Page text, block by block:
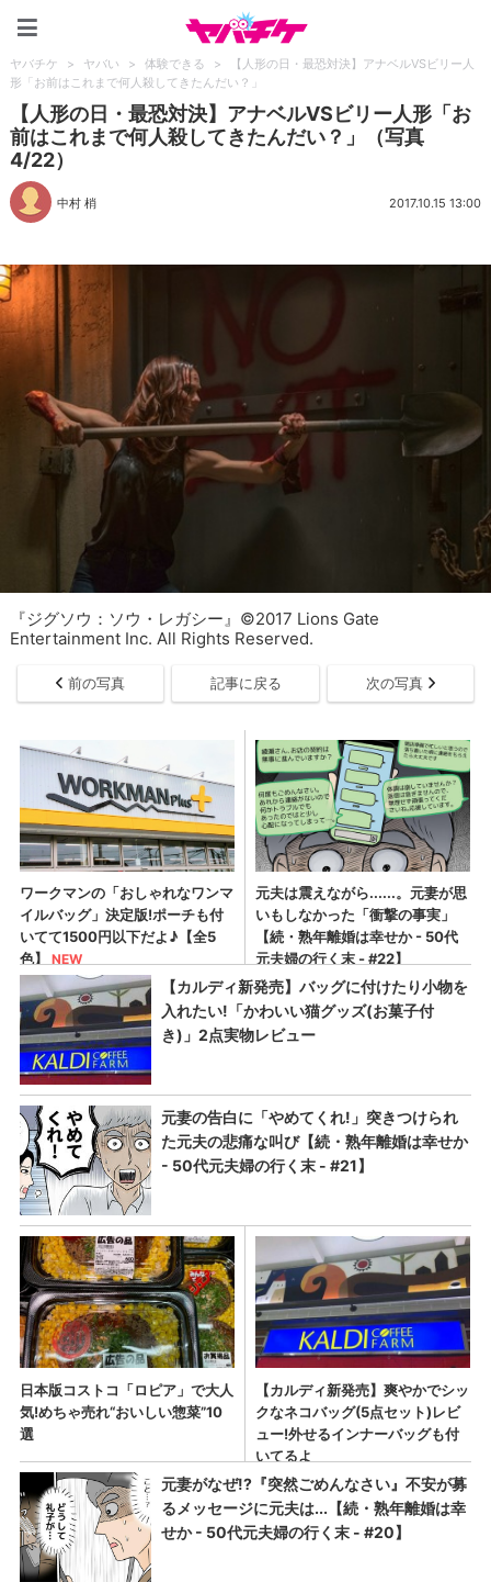
ヤバチケ > ヤバい > 体験できる >
【人形の日・最恐対決】アナベルVSビリー人
形「お前はこれまで何人殺してきたんだい？」
【人形の日・最恐対決】アナベルVSビリー人形「お
前はこれまで何人殺してきたんだい？」（写真
4/22）
中村 梢 2017.10.15 13:00
『ジグソウ：ソウ・レガシー』©2017 Lions Gate
Entertainment Inc. All Rights Reserved.
前の写真 記事に戻る 次の写真